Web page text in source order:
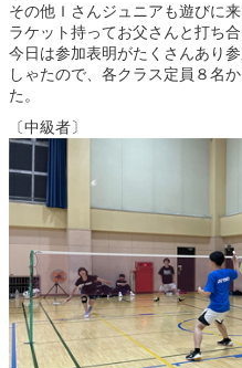
その他Ｉさんジュニアも遊びに
ラケット持ってお父さんと打ち合
今日は参加表明がたくさんあり
しゃたので、各クラス定員８名
た。
〔中級者〕